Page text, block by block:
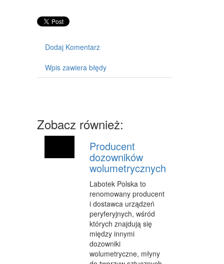
MASZYNY
NARZĘDZIA
TRANSPORT
CZĘŚCI SAMOCHODOWE
WYNAJEM
USŁUGI MOTORYZACYJNE
SALONY, KOMISY
PUBLIC RELATIONS
AGENCJE REKLAMOWE
MATERIAŁY REKLAMOWE
Dodaj Komentarz
Wpis zawiera błędy
Zobacz również:
Producent
dozowników
wolumetrycznych
Labotek Polska to
renomowany producent
i dostawca urządzeń
peryferyjnych, wśród
których znajdują się
między innymi
dozowniki
wolumetryczne, młyny